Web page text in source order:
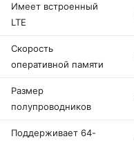
Имеет встроенный
LTE
Скорость
оперативной памяти
Размер
полупроводников
Поддерживает 64-